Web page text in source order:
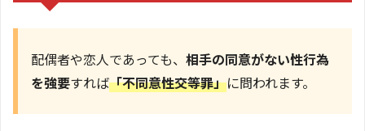
配偶者や恋人であっても、 相手の同意がない性行為
を強要すれば「不同意性交等罪」に問われます。